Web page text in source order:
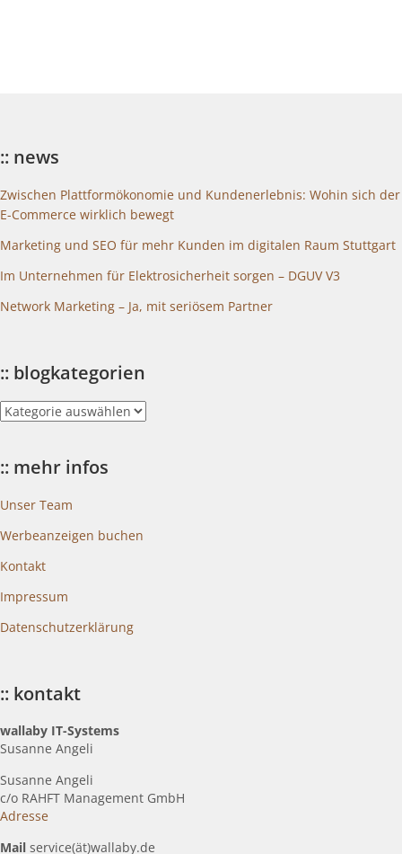
:: news
Zwischen Plattformökonomie und Kundenerlebnis: Wohin sich der
E-Commerce wirklich bewegt
Marketing und SEO für mehr Kunden im digitalen Raum Stuttgart
Im Unternehmen für Elektrosicherheit sorgen – DGUV V3
Network Marketing – Ja, mit seriösem Partner
:: blogkategorien
::
blogkategorien
:: mehr infos
Unser Team
Werbeanzeigen buchen
Kontakt
Impressum
Datenschutzerklärung
:: kontakt
wallaby IT-Systems
Susanne Angeli
Susanne Angeli
c/o RAHFT Management GmbH
Adresse
Mail service(ät)wallaby.de